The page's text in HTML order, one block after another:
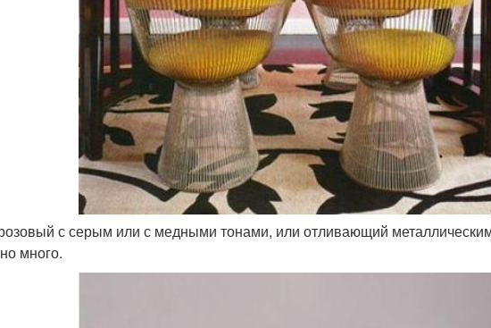
с серым или с медными тонами, или отливающий
много.